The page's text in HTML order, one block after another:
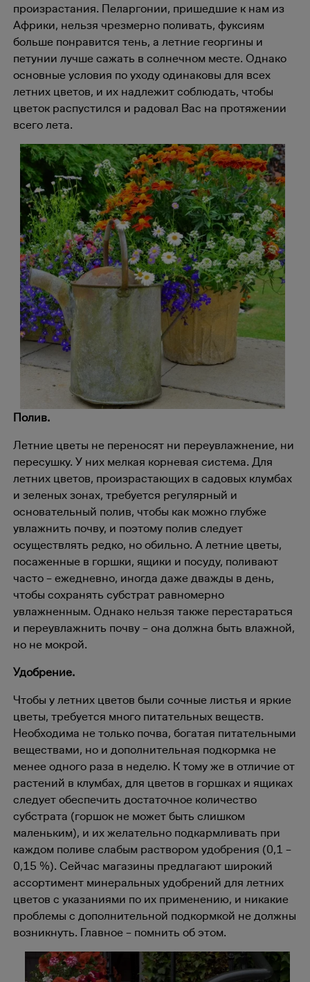
произрастания. Пеларгонии, пришедшие к нам из
Африки, нельзя чрезмерно поливать, фуксиям
больше понравится тень, а летние георгины и
петунии лучше сажать в солнечном месте. Однако
основные условия по уходу одинаковы для всех
летних цветов, и их надлежит соблюдать, чтобы
цветок распустился и радовал Вас на протяжении
всего лета.
Полив.
Летние цветы не переносят ни переувлажнение, ни
пересушку. У них мелкая корневая система. Для
летних цветов, произрастающих в садовых клумбах
и зеленых зонах, требуется регулярный и
основательный полив, чтобы как можно глубже
увлажнить почву, и поэтому полив следует
осуществлять редко, но обильно. А летние цветы,
посаженные в горшки, ящики и посуду, поливают
часто – ежедневно, иногда даже дважды в день,
чтобы сохранять субстрат равномерно
увлажненным. Однако нельзя также перестараться
и переувлажнить почву – она должна быть влажной,
но не мокрой.
Удобрение.
Чтобы у летних цветов были сочные листья и яркие
цветы, требуется много питательных веществ.
Необходима не только почва, богатая питательными
веществами, но и дополнительная подкормка не
менее одного раза в неделю. К тому же в отличие от
растений в клумбах, для цветов в горшках и ящиках
следует обеспечить достаточное количество
субстрата (горшок не может быть слишком
маленьким), и их желательно подкармливать при
каждом поливе слабым раствором удобрения (0,1 –
0,15 %). Сейчас магазины предлагают широкий
ассортимент минеральных удобрений для летних
цветов с указаниями по их применению, и никакие
проблемы с дополнительной подкормкой не должны
возникнуть. Главное – помнить об этом.